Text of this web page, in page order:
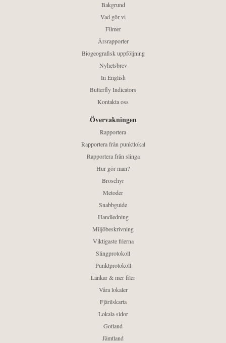
Bakgrund
Vad gör vi
Filmer
Årsrapporter
Biogeografisk uppföljning
Nyhetsbrev
In English
Butterfly Indicators
Kontakta oss
Övervakningen
Rapportera
Rapportera från punktlokal
Rapportera från slinga
Hur gör man?
Broschyr
Metoder
Snabbguide
Handledning
Miljöbeskrivning
Viktigaste filerna
Slingprotokoll
Punktprotokoll
Länkar & mer filer
Våra lokaler
Fjärilskarta
Lokala sidor
Gotland
Jämtland